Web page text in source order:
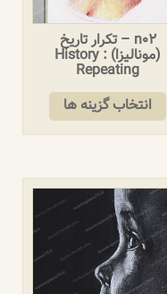
n02 – تکرار تاریخ
(مونالیزا) : History
Repeating
انتخاب گزینه ها